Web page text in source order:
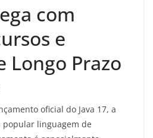
com
e
Longo Prazo
oficial do Java 17, a
popular linguagem de